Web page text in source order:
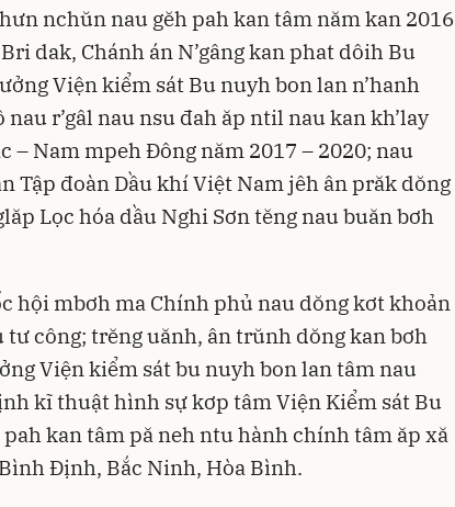
nchŭn nau gĕh pah kan tâm năm kan 2016
dak, Chánh án N’gâng kan phat dôih Bu
Viện kiểm sát Bu nuyh bon lan n’hanh
r’gâl nau nsu đah ăp ntil nau kan kh’lay
– Nam mpeh Ðông năm 2017 – 2020; nau
Tập đoàn Dầu khí Việt Nam jêh ân prăk dŏng
Lọc hóa dầu Nghi Sơn tĕng nau buăn bơh
hội mbơh ma Chính phủ nau dŏng kơt khoản
tư công; trĕng uănh, ân trŭnh dŏng kan bơh
Viện kiểm sát bu nuyh bon lan tâm nau
kĩ thuật hình sự kơp tâm Viện Kiểm sát Bu
kan tâm pă neh ntu hành chính tâm ăp xă
Bình Định, Bắc Ninh, Hòa Bình.